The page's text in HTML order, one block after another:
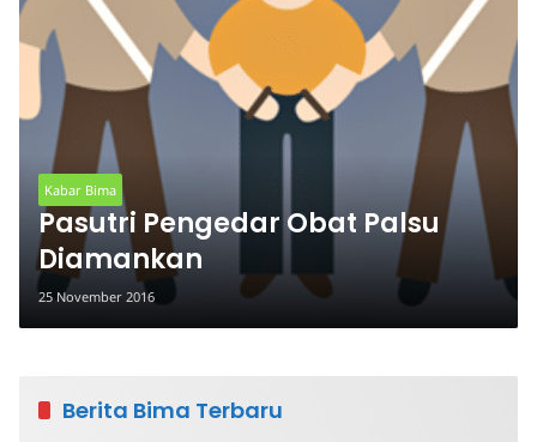
Kabar Bima
Pasutri Pengedar Obat Palsu
Diamankan
25 November 2016
Berita Bima Terbaru